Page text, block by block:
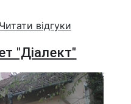
Читати відгуки
"Діалект"